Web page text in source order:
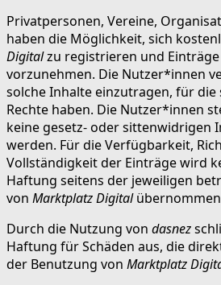
Privatpersonen, Vereine,
haben die Möglichkeit, sich
Digitalzu registrieren und
vorzunehmen. Die Nutzer*innen
solche Inhalte einzutragen, für
Rechte haben. Die Nutzer*innen
keine gesetz- oder sittenwidrigen
werden. Für die Verfügbarkeit,
Vollständigkeit der Einträge wird
Haftung seitens der jeweiligen
von Marktplatz Digital
Durch die Nutzung von dasnez
Haftung für Schäden aus, die
der Benutzung von Marktplatz